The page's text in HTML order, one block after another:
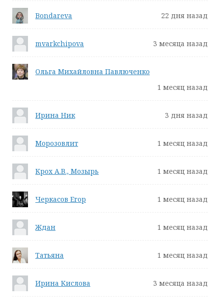
Bondareva 22 дня назад
mvarkchipova 3 месяца назад
Ольга Михайловна Павлюченко
1 месяц назад
Ирина Ник 3 дня назад
Морозовлит 1 месяц назад
Крох А.В., Мозырь 1 месяц назад
Черкасов Егор 1 месяц назад
Ждан 1 месяц назад
Татьяна 1 месяц назад
Ирина Кислова 3 месяца назад